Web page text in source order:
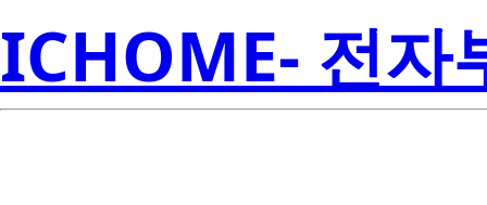
ICHOME- 전자